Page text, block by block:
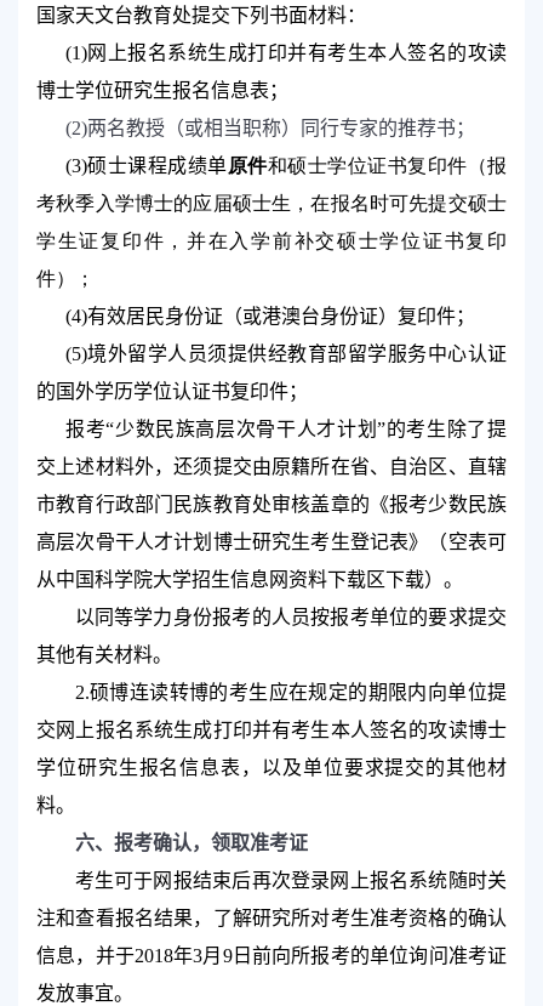
国家天文台教育处提交下列书面材料：
(1)网上报名系统生成打印并有考生本人签名的攻读
博士学位研究生报名信息表；
(2)两名教授（或相当职称）同行专家的推荐书；
(3)硕士课程成绩单原件和硕士学位证书复印件（报
考秋季入学博士的应届硕士生，在报名时可先提交硕士
学生证复印件，并在入学前补交硕士学位证书复印
件）；
(4)有效居民身份证（或港澳台身份证）复印件；
(5)境外留学人员须提供经教育部留学服务中心认证
的国外学历学位认证书复印件；
报考“少数民族高层次骨干人才计划”的考生除了提
交上述材料外，还须提交由原籍所在省、自治区、直辖
市教育行政部门民族教育处审核盖章的《报考少数民族
高层次骨干人才计划博士研究生考生登记表》（空表可
从中国科学院大学招生信息网 资料下载区下载）。
以同等学力身份报考的人员按报考单位的要求提交
其他有关材料。
2.硕博连读转博的考生应在规定的期限内向单位提
交网上报名系统生成打印并有考生本人签名的攻读博士
学位研究生报名信息表，以及单位要求提交的其他材
料。
六、报考确认，领取准考证
考生可于网报结束后再次登录网上报名系统随时关
注和查看报名结果，了解研究所对考生准考资格的确认
信息，并于2018年3月 9日前向所报考的单位询问准考证
发放事宜。